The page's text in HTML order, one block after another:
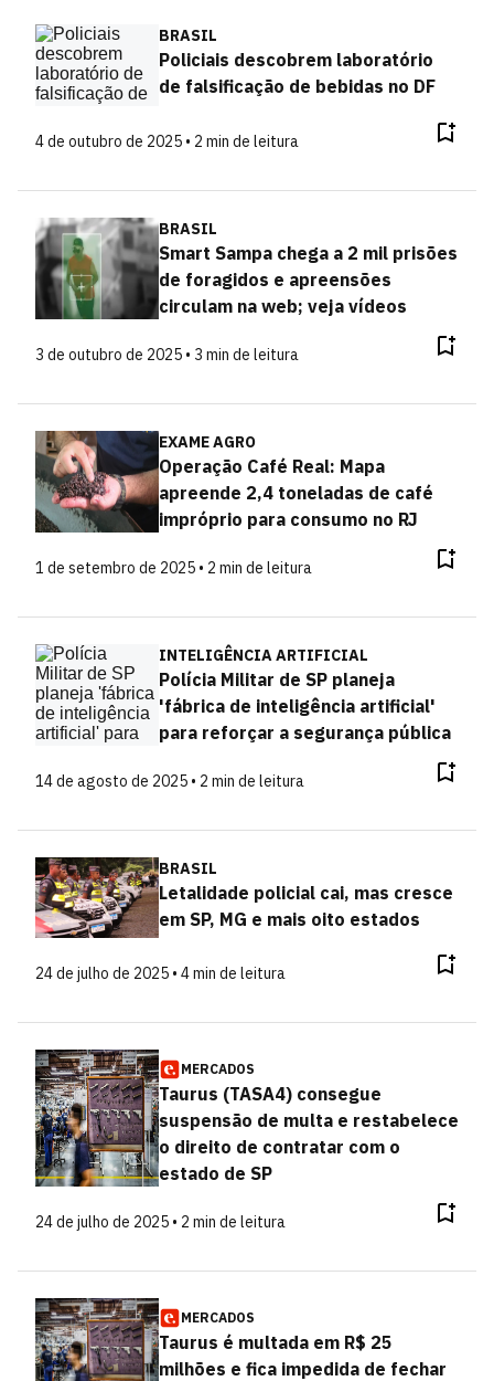
BRASIL
Policiais descobrem laboratório
de falsificação de bebidas no DF
4 de outubro de 2025 • 2 min de leitura
BRASIL
Smart Sampa chega a 2 mil prisões
de foragidos e apreensões
circulam na web; veja vídeos
3 de outubro de 2025 • 3 min de leitura
EXAME AGRO
Operação Café Real: Mapa
apreende 2,4 toneladas de café
impróprio para consumo no RJ
1 de setembro de 2025 • 2 min de leitura
INTELIGÊNCIA ARTIFICIAL
Polícia Militar de SP planeja
'fábrica de inteligência artificial'
para reforçar a segurança pública
14 de agosto de 2025 • 2 min de leitura
BRASIL
Letalidade policial cai, mas cresce
em SP, MG e mais oito estados
24 de julho de 2025 • 4 min de leitura
MERCADOS
Taurus (TASA4) consegue
suspensão de multa e restabelece
o direito de contratar com o
estado de SP
24 de julho de 2025 • 2 min de leitura
MERCADOS
Taurus é multada em R$ 25
milhões e fica impedida de fechar